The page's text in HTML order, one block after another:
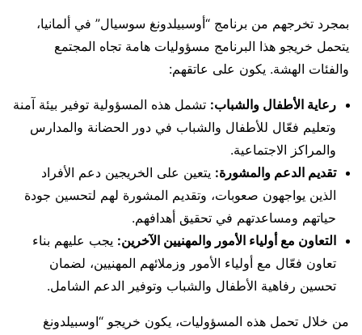
بمجرد تخرجهم من برنامج “أوسبيلدونغ سوسيال” في ألمانيا،
يتحمل خريجو هذا البرنامج مسؤوليات هامة تجاه المجتمع
والفئات الهشة. يكون على عاتقهم:
رعاية الأطفال والشباب: تشمل هذه المسؤولية توفير بيئة آمنة
وتعليم فعّال للأطفال والشباب في دور الحضانة والمدارس
والمراكز الاجتماعية.
تقديم الدعم والمشورة: يتعين على الخريجين دعم الأفراد
الذين يواجهون صعوبات، وتقديم المشورة لهم لتحسين جودة
حياتهم ومساعدتهم في تحقيق أهدافهم.
التعاون مع أولياء الأمور والمهنيين الآخرين: يجب عليهم بناء
تعاون فعّال مع أولياء الأمور وزملائهم المهنيين، لضمان
تحسين رفاهية الأطفال والشباب وتوفير الدعم الشامل.
من خلال تحمل هذه المسؤوليات، يكون خريجو “اوسبيلدونغ